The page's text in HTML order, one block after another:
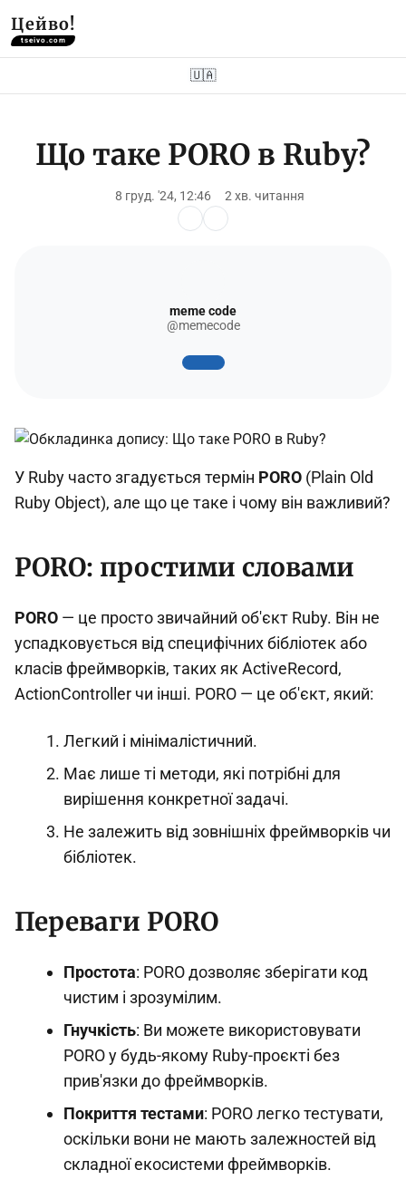
Цейво!
tseivo.com
🇺🇦
Що таке PORO в Ruby?
8 груд. '24, 12:46 2 хв. читання
meme code
@memecode
У Ruby часто згадується термін PORO (Plain Old
Ruby Object), але що це таке і чому він важливий?
PORO: простими словами
PORO — це просто звичайний об'єкт Ruby. Він не
успадковується від специфічних бібліотек або
класів фреймворків, таких як ActiveRecord,
ActionController чи інші. PORO — це об'єкт, який:
Легкий і мінімалістичний.
Має лише ті методи, які потрібні для
вирішення конкретної задачі.
Не залежить від зовнішніх фреймворків чи
бібліотек.
Переваги PORO
Простота: PORO дозволяє зберігати код
чистим і зрозумілим.
Гнучкість: Ви можете використовувати
PORO у будь-якому Ruby-проєкті без
прив'язки до фреймворків.
Покриття тестами: PORO легко тестувати,
оскільки вони не мають залежностей від
складної екосистеми фреймворків.